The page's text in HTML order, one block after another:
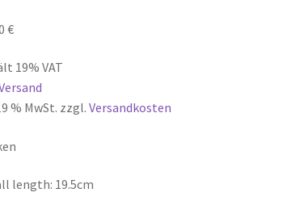
€
19% VAT
% MwSt. zzgl.Versandkosten
length: 19.5cm